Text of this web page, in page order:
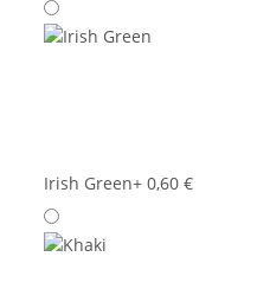
Irish Green+ 0,60 €